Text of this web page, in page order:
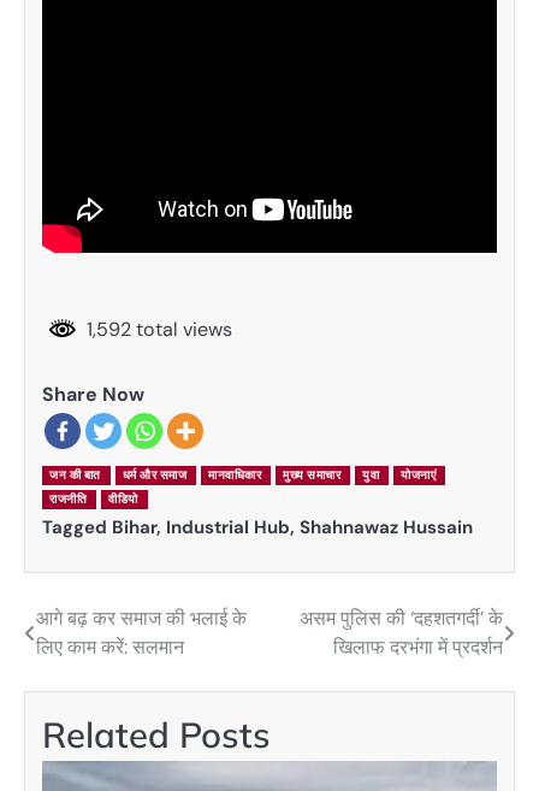
1,592 total views
Share Now
जन की बात धर्म और समाज मानवाधिकार मुख्य समाचार युवा
योजनाएं
राजनीति
वीडियो
Tagged Bihar, Industrial Hub, Shahnawaz Hussain
Post
navigation
आगे बढ़ कर समाज की भलाई के
लिए काम करें: सलमान
असम पुलिस की ‘दहशतगर्दी’ के
खिलाफ दरभंगा में प्रदर्शन
Related Posts